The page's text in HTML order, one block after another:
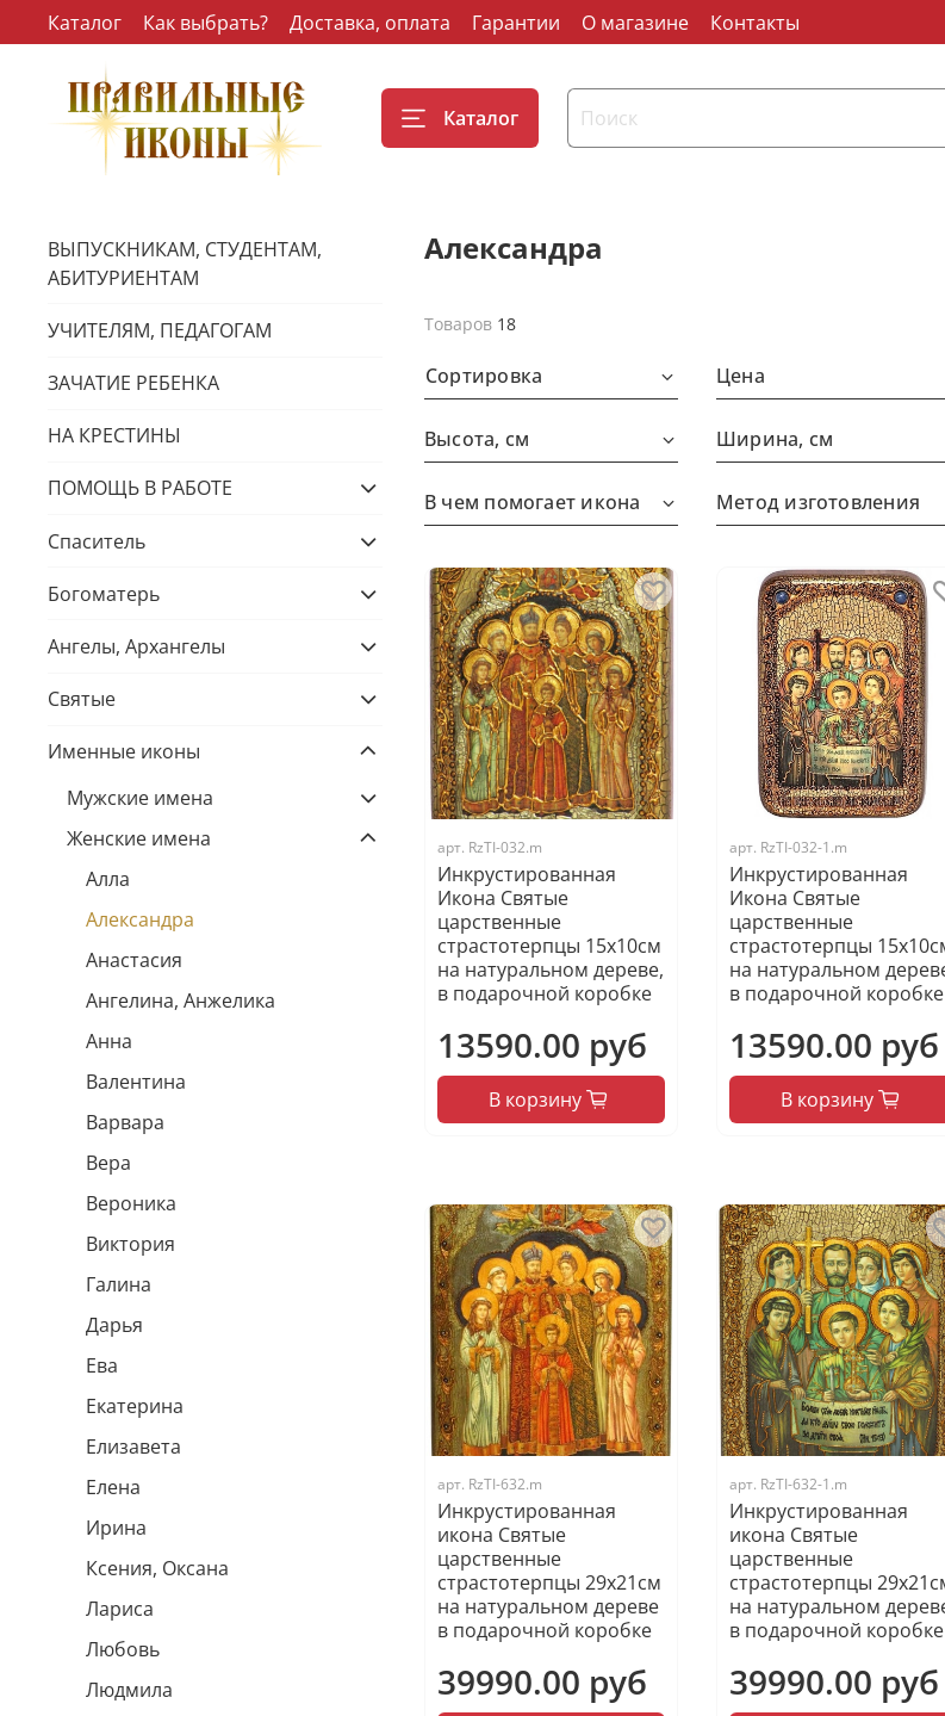
Каталог Как выбрать? Доставка, оплата Гарантии О магазине Контакты
Каталог
Александра
Товаров 18
Сортировка Цена
Высота, см Ширина, см
В чем помогает икона Метод изготовления
арт. RzTI-032.m
Инкрустированная
Икона Святые
царственные
страстотерпцы 15х10см
на натуральном дереве,
в подарочной коробке
13590.00 руб
В корзину
арт. RzTI-032-1.m
Инкрустированная
Икона Святые
царственные
страстотерпцы
на натуральном
в подарочной коробке
13590.00 руб
В корзину
арт. RzTI-632.m
Инкрустированная
икона Святые
царственные
страстотерпцы 29х21см
на натуральном дереве
в подарочной коробке
39990.00 руб
арт. RzTI-632-1.m
Инкрустированная
икона Святые
царственные
страстотерпцы
на натуральном
в подарочной коробке
39990.00 руб
ВЫПУСКНИКАМ, СТУДЕНТАМ,
АБИТУРИЕНТАМ
УЧИТЕЛЯМ, ПЕДАГОГАМ
ЗАЧАТИЕ РЕБЕНКА
НА КРЕСТИНЫ
ПОМОЩЬ В РАБОТЕ
Спаситель
Богоматерь
Ангелы, Архангелы
Святые
Именные иконы
Мужские имена
Женские имена
Алла
Александра
Анастасия
Ангелина, Анжелика
Анна
Валентина
Варвара
Вера
Вероника
Виктория
Галина
Дарья
Ева
Екатерина
Елизавета
Елена
Ирина
Ксения, Оксана
Лариса
Любовь
Людмила